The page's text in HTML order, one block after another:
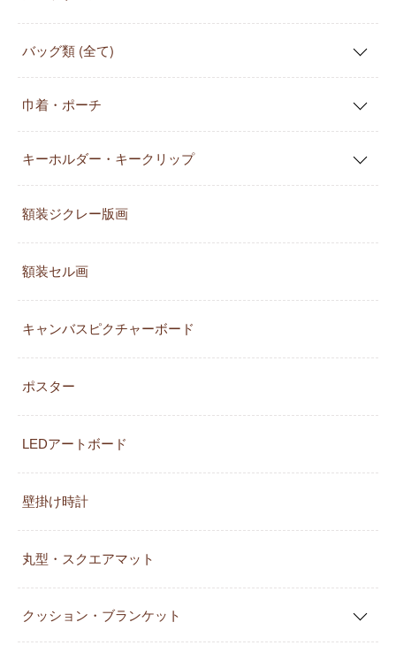
バッグ類 (全て)
巾着・ポーチ
キーホルダー・キークリップ
額装ジクレー版画
額装セル画
キャンバスピクチャーボード
ポスター
LEDアートボード
壁掛け時計
丸型・スクエアマット
クッション・ブランケット